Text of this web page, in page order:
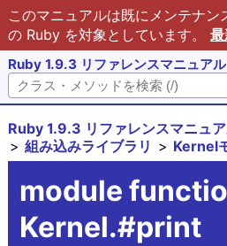
このマニュアルは既にメンテナン
の Ruby を対象としています。
Ruby 1.9.3 リファレンスマニュアル
Ruby 1.9.3 リファレンスマニュ
組み込みライブラリ
Kernel
module
Kernel.#print